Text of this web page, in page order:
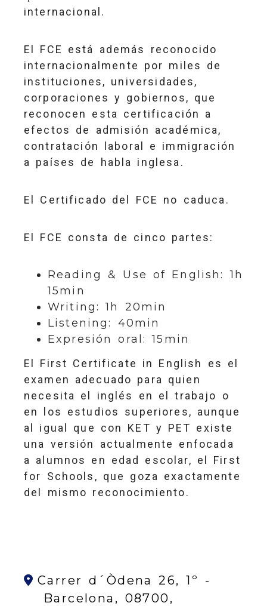
internacional.
El FCE está además reconocido
internacionalmente por miles de
instituciones, universidades,
corporaciones y gobiernos, que
reconocen esta certificación a
efectos de admisión académica,
contratación laboral e immigración
a países de habla inglesa.
El Certificado del FCE no caduca.
El FCE consta de cinco partes:
Reading & Use of English: 1h
15min
Writing: 1h 20min
Listening: 40min
Expresión oral: 15min
El First Certificate in English es el
examen adecuado para quien
necesita el inglés en el trabajo o
en los estudios superiores, aunque
al igual que con KET y PET existe
una versión actualmente enfocada
a alumnos en edad escolar, el First
for Schools, que goza exactamente
del mismo reconocimiento.
Carrer d´Òdena 26, 1º -
Barcelona, 08700,